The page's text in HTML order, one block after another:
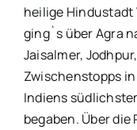
heilige Hindustadt
ging`s über Agra
Jaisalmer,
Zwischenstopps
Indiens
begaben. Über die